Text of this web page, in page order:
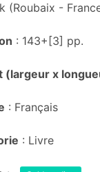
(Roubaix -
: 143+[3] pp.
(largeur x
: Français
: Livre